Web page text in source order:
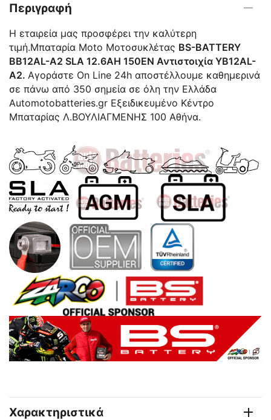
Περιγραφή
Η εταιρεία μας προσφέρει την καλύτερη
τιμή.Μπαταρία Moto Μοτοσυκλέτας BS-BATTERY
BB12AL-A2 SLA 12.6AH 150EN Αντιστοιχία YB12AL-
A2. Αγοράστε On Line 24h αποστέλλουμε καθημερινά
σε πάνω από 350 σημεία σε όλη την Ελλάδα
Automotobatteries.gr Eξειδικευμένο Κέντρο
Μπαταρίας Λ.ΒΟΥΛΙΑΓΜΕΝΗΣ 100 Αθήνα.
Χαρακτηριστικά